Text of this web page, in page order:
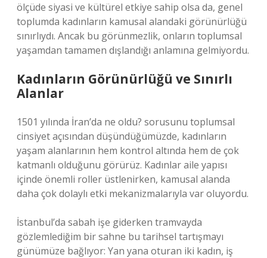
ölçüde siyasi ve kültürel etkiye sahip olsa da, genel
toplumda kadınların kamusal alandaki görünürlüğü
sınırlıydı. Ancak bu görünmezlik, onların toplumsal
yaşamdan tamamen dışlandığı anlamına gelmiyordu.
Kadınların Görünürlüğü ve Sınırlı
Alanlar
1501 yılında İran’da ne oldu? sorusunu toplumsal
cinsiyet açısından düşündüğümüzde, kadınların
yaşam alanlarının hem kontrol altında hem de çok
katmanlı olduğunu görürüz. Kadınlar aile yapısı
içinde önemli roller üstlenirken, kamusal alanda
daha çok dolaylı etki mekanizmalarıyla var oluyordu.
İstanbul’da sabah işe giderken tramvayda
gözlemlediğim bir sahne bu tarihsel tartışmayı
günümüze bağlıyor: Yan yana oturan iki kadın, iş